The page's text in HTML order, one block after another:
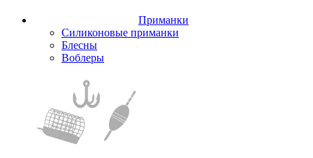
Приманки
Силиконовые приманки
Блесны
Воблеры